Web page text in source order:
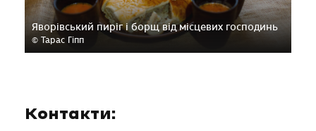
Яворівський пиріг і борщ від місцевих господинь
© Тарас Гіпп
Контакти: